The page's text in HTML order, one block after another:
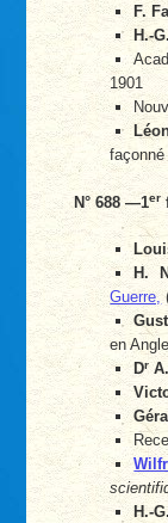
F.
H.-
1901
façonné
N° 688 —1er
H.
Guerre,
en
Dr
H.-